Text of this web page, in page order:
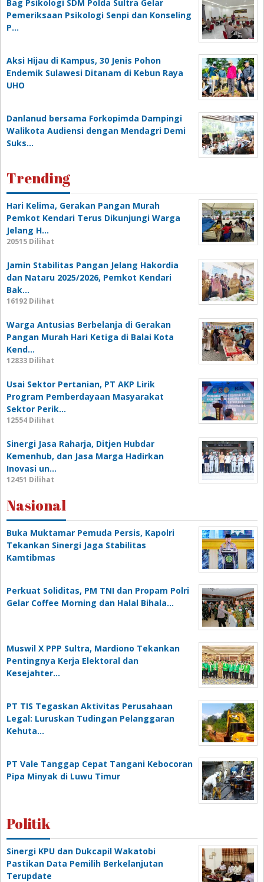
Bag Psikologi SDM Polda Sultra Gelar
Pemeriksaan Psikologi Senpi dan Konseling
P…
‎Aksi Hijau di Kampus, 30 Jenis Pohon
Endemik Sulawesi Ditanam di Kebun Raya
UHO
Danlanud bersama Forkopimda Dampingi
Walikota Audiensi dengan Mendagri Demi
Suks…
Trending
Hari Kelima, Gerakan Pangan Murah
Pemkot Kendari Terus Dikunjungi Warga
Jelang H…
20515 Dilihat
Jamin Stabilitas Pangan Jelang Hakordia
dan Nataru 2025/2026, Pemkot Kendari
Bak…
16192 Dilihat
Warga Antusias Berbelanja di Gerakan
Pangan Murah Hari Ketiga di Balai Kota
Kend…
12833 Dilihat
Usai Sektor Pertanian, PT AKP Lirik
Program Pemberdayaan Masyarakat
Sektor Perik…
12554 Dilihat
Sinergi Jasa Raharja, Ditjen Hubdar
Kemenhub, dan Jasa Marga Hadirkan
Inovasi un…
12451 Dilihat
Nasional
Buka Muktamar Pemuda Persis, Kapolri
Tekankan Sinergi Jaga Stabilitas
Kamtibmas
Perkuat Soliditas, PM TNI dan Propam Polri
Gelar Coffee Morning dan Halal Bihala…
Muswil X PPP Sultra, Mardiono Tekankan
Pentingnya Kerja Elektoral dan
Kesejahter…
PT TIS Tegaskan Aktivitas Perusahaan
Legal: Luruskan Tudingan Pelanggaran
Kehuta…
PT Vale Tanggap Cepat Tangani Kebocoran
Pipa Minyak di Luwu Timur
Politik
Sinergi KPU dan Dukcapil Wakatobi
Pastikan Data Pemilih Berkelanjutan
Terupdate